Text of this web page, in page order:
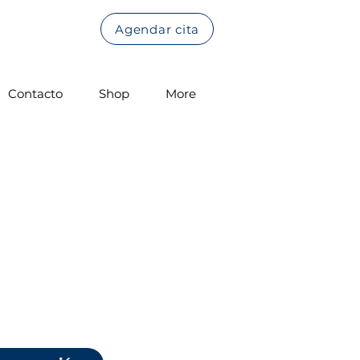
Agendar cita
Contacto Shop More